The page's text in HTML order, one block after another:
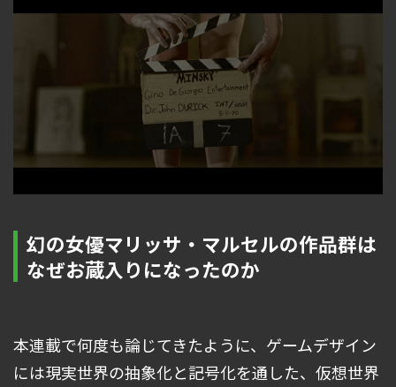
幻の女優マリッサ・マルセルの作品群は
なぜお蔵入りになったのか
本連載で何度も論じてきたように、ゲームデザイン
には現実世界の抽象化と記号化を通した、仮想世界